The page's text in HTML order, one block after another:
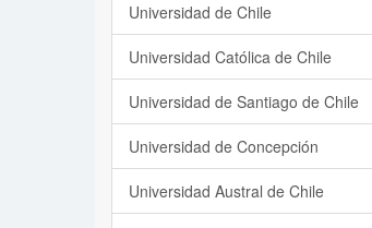
Universidad de Chile
Universidad Católica de Chile
Universidad de Santiago de Chile
Universidad de Concepción
Universidad Austral de Chile